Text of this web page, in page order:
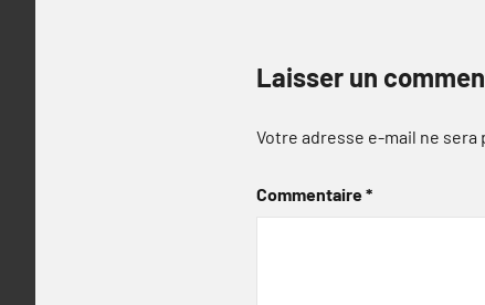
Laisser un
Votre adresse e-mail ne sera
Commentaire*